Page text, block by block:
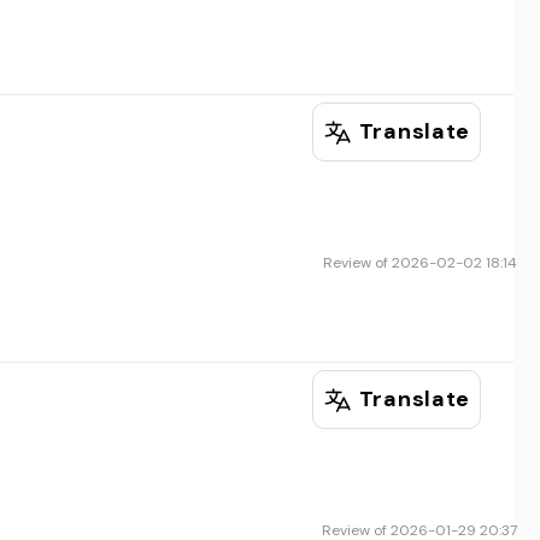
Translate
Review of 2026-02-02 18:14
Translate
Review of 2026-01-29 20:37